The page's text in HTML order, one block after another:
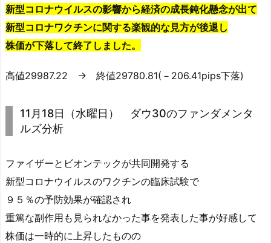
新型コロナウイルスの影響から経済の成長鈍化懸念が出て
新型コロナワクチンに関する楽観的な見方が後退し
株価が下落して終了しました。
高値29987.22 → 終値29780.81(－206.41pips下落)
11月18日（水曜日） ダウ30のファンダメンタ
ルズ分析
ファイザーとビオンテックが共同開発する
新型コロナウイルスのワクチンの臨床試験で
９５％の予防効果が確認され
重篤な副作用も見られなかった事を発表した事が好感して
株価は一時的に上昇したものの